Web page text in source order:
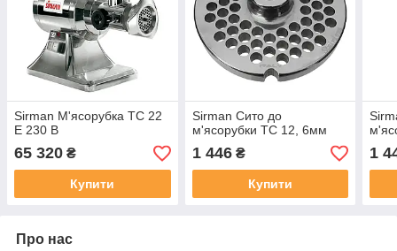
Sirman М'ясорубка TC 22
E 230 В
65 320 ₴
Купити
Sirman Сито до
м'ясорубки TC 12, 6мм
1 446₴
Купити
1
Про нас